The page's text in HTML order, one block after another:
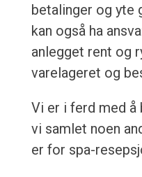
betalinger og yte
kan også ha
anlegget rent og
varelageret og
Vi er i ferd med å
vi samlet noen
er for spa-